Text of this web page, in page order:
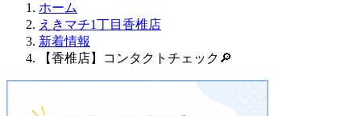
ホーム
えきマチ1丁目香椎店
新着情報
【香椎店】コンタクトチェック🔎